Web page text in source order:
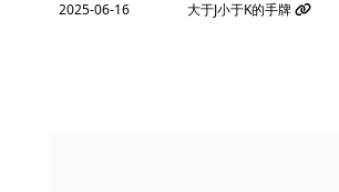
2025-06-16 大于J小于K的手牌